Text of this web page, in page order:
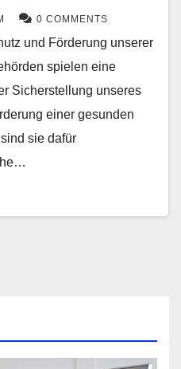
0 COMMENTS
und Förderung unserer
spielen eine
Sicherstellung unseres
einer gesunden
sie dafür